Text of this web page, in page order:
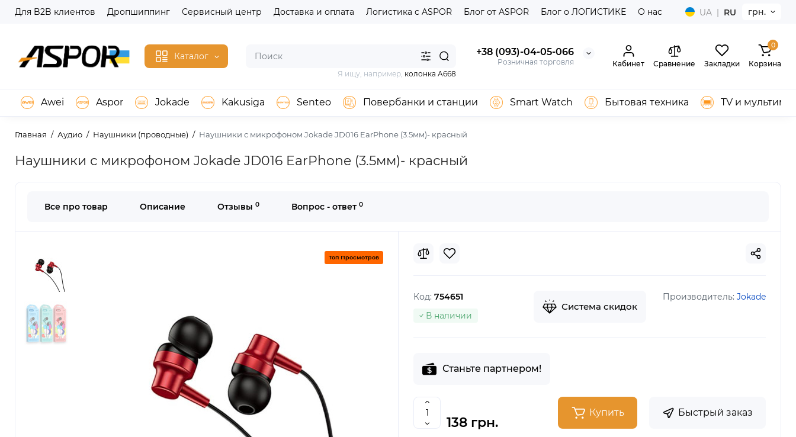
Для B2B клиентов Дропшиппинг Сервисный центр Доставка и оплата Логистика с ASPOR Блог от ASPOR Блог о ЛОГИСТИКЕ О нас UA | RU грн.
Каталог +38 (093)-04-05-066
Розничная торговля
Я ищу, например, колонка A668
Кабинет Сравнение Закладки
0
Корзина
Awei Aspor Jokade Kakusiga Senteo Повербанки и станции Smart Watch Бытовая техника TV и
Главная Аудио Наушники (проводные) Наушники с микрофоном Jokade JD016 EarPhone (3.5мм)- красный
Наушники с микрофоном Jokade JD016 EarPhone (3.5мм)- красный
Все про товар Описание Отзывы 0 Вопрос - ответ 0
Топ Просмотров
Код: 754651 Производитель: Jokade
В наличии
Система скидок
Станьте партнером!
138 грн.
Купить Быстрый заказ